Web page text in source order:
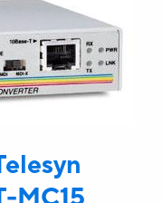
MC15